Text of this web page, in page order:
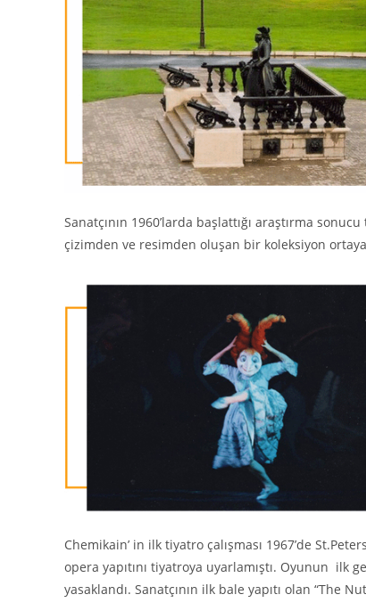
Sanatçının 1960’larda başlattığı araştırma
çizimden ve resimden oluşan bir koleksiyon ortaya
Chemikain’ in ilk tiyatro çalışması 1967’de
opera yapıtını tiyatroya uyarlamıştı. Oyunun ilk
yasaklandı. Sanatçının ilk bale yapıtı olan “The